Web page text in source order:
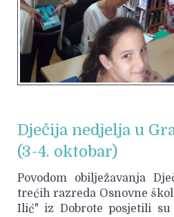
Dječija nedjelja u
(3-4. oktobar)
Povodom obilježavanja
trećih razreda Osnovne
Ilić" iz Dobrote posjetili